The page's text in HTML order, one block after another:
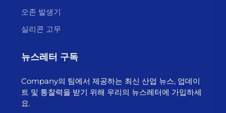
오존 발생기
실리콘 고무
뉴스레터 구독
Company의 팀에서 제공하는 최신 산업 뉴스, 업데이
트 및 통찰력을 받기 위해 우리의 뉴스레터에 가입하세
요.